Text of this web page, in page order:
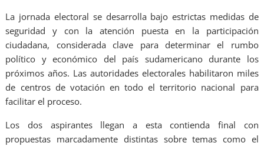
La jornada electoral se desarrolla bajo estrictas medidas de
seguridad y con la atención puesta en la participación
ciudadana, considerada clave para determinar el rumbo
político y económico del país sudamericano durante los
próximos años. Las autoridades electorales habilitaron miles
de centros de votación en todo el territorio nacional para
facilitar el proceso.
Los dos aspirantes llegan a esta contienda final con
propuestas marcadamente distintas sobre temas como el